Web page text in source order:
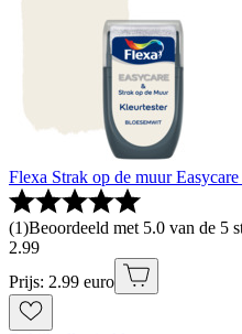
Flexa Strak op de muur
(1)Beoordeeld met 5.0 van de 5
2.99
Prijs: 2.99 euro